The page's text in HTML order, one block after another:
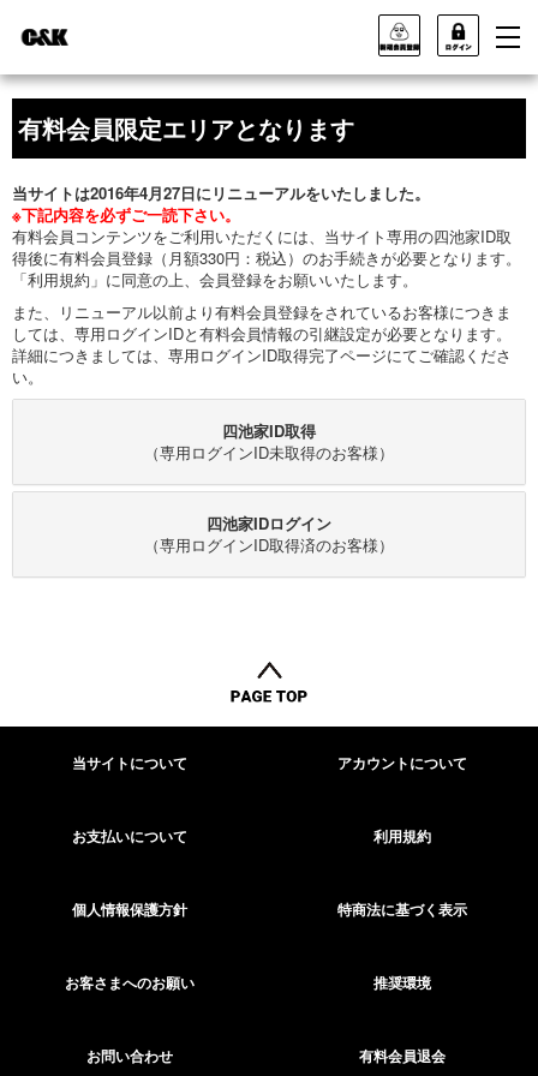
有料会員限定エリアとなります
当サイトは2016年4月27日にリニューアルをいたしました。
※下記内容を必ずご一読下さい。
有料会員コンテンツをご利用いただくには、当サイト専用の四池家ID取
得後に有料会員登録（月額330円：税込）のお手続きが必要となります。
「利用規約」に同意の上、会員登録をお願いいたします。
また、リニューアル以前より有料会員登録をされているお客様につきま
しては、専用ログインIDと有料会員情報の引継設定が必要となります。
詳細につきましては、専用ログインID取得完了ページにてご確認くださ
い。
四池家ID取得
（専用ログインID未取得のお客様）
四池家IDログイン
（専用ログインID取得済のお客様）
当サイトについて アカウントについて
お支払いについて 利用規約
個人情報保護方針 特商法に基づく表示
お客さまへのお願い 推奨環境
お問い合わせ 有料会員退会